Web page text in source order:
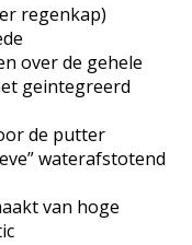
regenkap)
over de gehele
geintegreerd
de putter
waterafstotend
van hoge